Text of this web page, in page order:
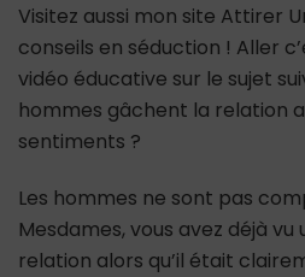
Visitez aussi mon site Attirer
conseils en séduction ! Aller
vidéo éducative sur le sujet
hommes gâchent la relation
sentiments ?
Les hommes ne sont pas
Mesdames, vous avez déjà
relation alors qu’il était